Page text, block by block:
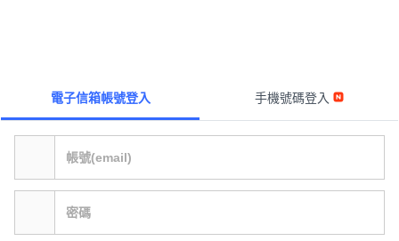
電子信箱帳號登入 手機號碼登入